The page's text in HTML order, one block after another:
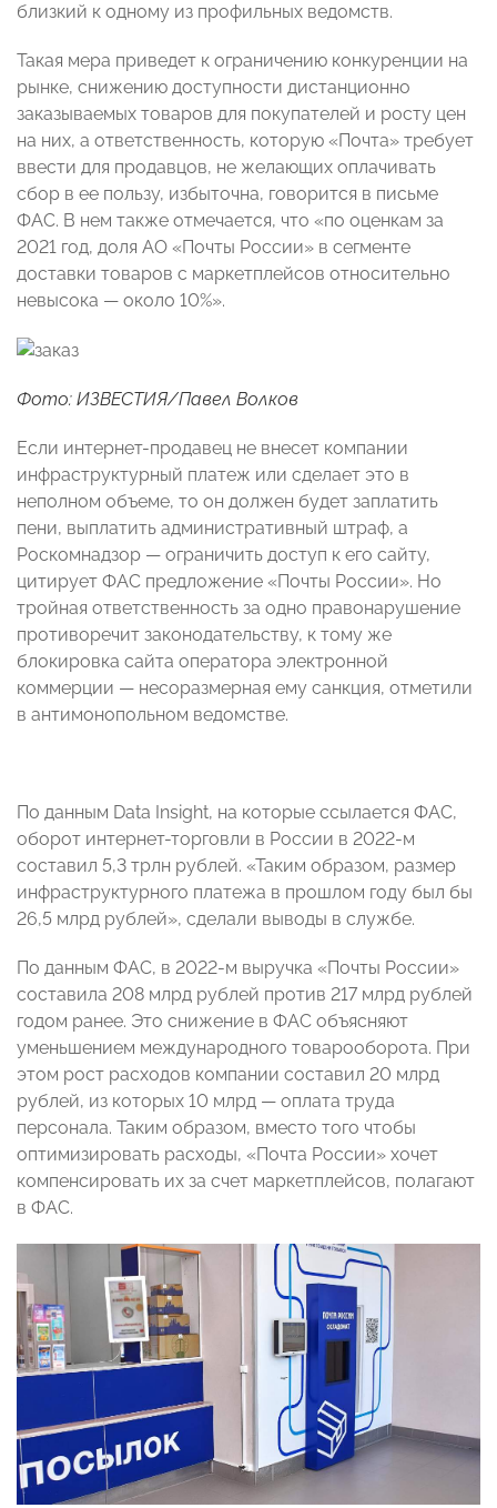
близкий к одному из профильных ведомств.
Такая мера приведет к ограничению конкуренции на
рынке, снижению доступности дистанционно
заказываемых товаров для покупателей и росту цен
на них, а ответственность, которую «Почта» требует
ввести для продавцов, не желающих оплачивать
сбор в ее пользу, избыточна, говорится в письме
ФАС. В нем также отмечается, что «по оценкам за
2021 год, доля АО «Почты России» в сегменте
доставки товаров с маркетплейсов относительно
невысока — около 10%».
Фото: ИЗВЕСТИЯ/Павел Волков
Если интернет-продавец не внесет компании
инфраструктурный платеж или сделает это в
неполном объеме, то он должен будет заплатить
пени, выплатить административный штраф, а
Роскомнадзор — ограничить доступ к его сайту,
цитирует ФАС предложение «Почты России». Но
тройная ответственность за одно правонарушение
противоречит законодательству, к тому же
блокировка сайта оператора электронной
коммерции — несоразмерная ему санкция, отметили
в антимонопольном ведомстве.
По данным Data Insight, на которые ссылается ФАС,
оборот интернет-торговли в России в 2022-м
составил 5,3 трлн рублей. «Таким образом, размер
инфраструктурного платежа в прошлом году был бы
26,5 млрд рублей», сделали выводы в службе.
По данным ФАС, в 2022-м выручка «Почты России»
составила 208 млрд рублей против 217 млрд рублей
годом ранее. Это снижение в ФАС объясняют
уменьшением международного товарооборота. При
этом рост расходов компании составил 20 млрд
рублей, из которых 10 млрд — оплата труда
персонала. Таким образом, вместо того чтобы
оптимизировать расходы, «Почта России» хочет
компенсировать их за счет маркетплейсов, полагают
в ФАС.